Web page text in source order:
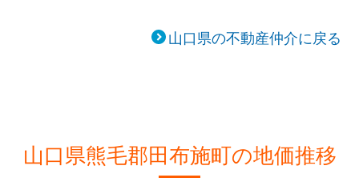
山口県の不動産仲介に戻る
山口県熊毛郡田布施町の地価推移